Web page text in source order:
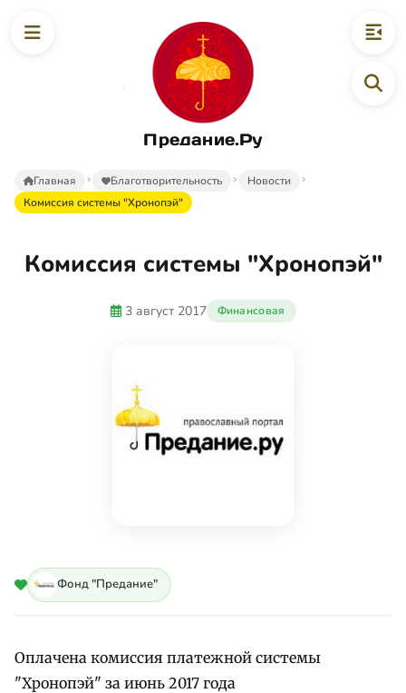
Предание.Ру
Главная Благотворительность
Новости
Комиссия системы "Хронопэй"
Комиссия системы "Хронопэй"
3 август 2017 Финансовая
Фонд "Предание"
Оплачена комиссия платежной системы
"Хронопэй" за июнь 2017 года